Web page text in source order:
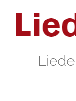
springen